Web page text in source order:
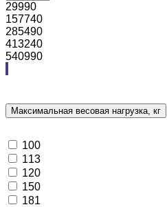
29990
157740
285490
413240
540990
Максимальная весовая нагрузка, кг
100
113
120
150
181